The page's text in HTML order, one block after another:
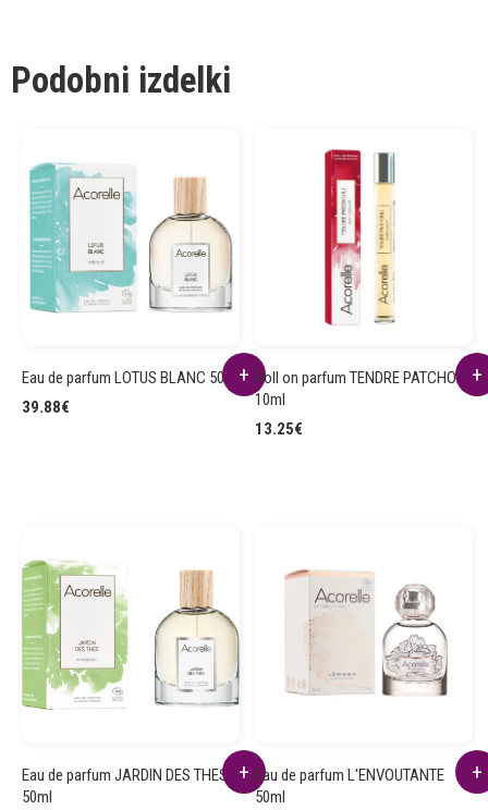
Podobni izdelki
Eau de parfum LOTUS BLANC 50ml
39.88€
Roll on parfum TENDRE PATCHOULI
10ml
13.25€
Eau de parfum JARDIN DES THES
50ml
Eau de parfum L'ENVOUTANTE
50ml